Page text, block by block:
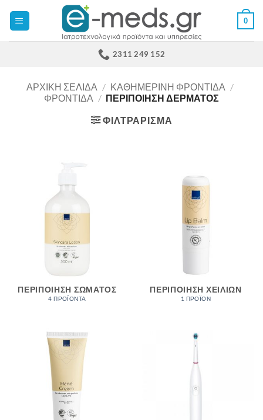
0
2311 249 152
ΑΡΧΙΚΉ ΣΕΛΊΔΑ / ΚΑΘΗΜΕΡΙΝΗ ΦΡΟΝΤΙΔΑ /
ΦΡΟΝΤΙΔΑ / ΠΕΡΙΠΟΙΗΣΗ ΔΕΡΜΑΤΟΣ
ΦΙΛΤΡΆΡΙΣΜΑ
ΠΕΡΙΠΟΊΗΣΗ ΣΏΜΑΤΟΣ
4 ΠΡΟΪΌΝΤΑ
ΠΕΡΙΠΟΊΗΣΗ ΧΕΙΛΙΏΝ
1 ΠΡΟΪΌΝ